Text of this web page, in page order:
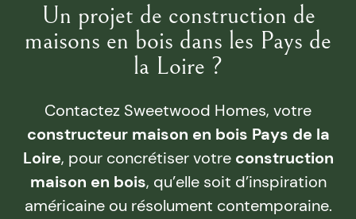
Un projet de construction de
maisons en bois dans les Pays de
la Loire ?
Contactez Sweetwood Homes, votre
constructeur maison en bois Pays de la
Loire, pour concrétiser votre construction
maison en bois, qu’elle soit d’inspiration
américaine ou résolument contemporaine.